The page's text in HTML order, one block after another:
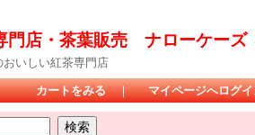
門店・茶葉販売 ナローケー
おいしい紅茶専門店
カートをみる ｜ マイページへログ